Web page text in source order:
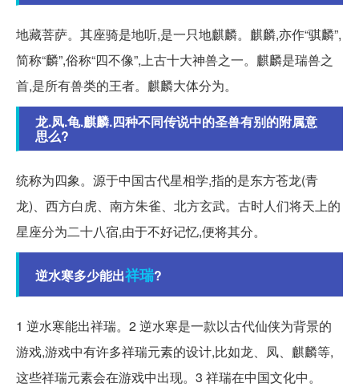
地藏菩萨。其座骑是地听,是一只地麒麟。麒麟,亦作“骐麟”,
简称“麟”,俗称“四不像”,上古十大神兽之一。麒麟是瑞兽之
首,是所有兽类的王者。麒麟大体分为。
龙.凤.龟.麒麟.四种不同传说中的圣兽有别的附属意
思么?
统称为四象。源于中国古代星相学,指的是东方苍龙(青
龙)、西方白虎、南方朱雀、北方玄武。古时人们将天上的
星座分为二十八宿,由于不好记忆,便将其分。
逆水寒多少能出祥瑞?
1 逆水寒能出祥瑞。2 逆水寒是一款以古代仙侠为背景的
游戏,游戏中有许多祥瑞元素的设计,比如龙、凤、麒麟等,
这些祥瑞元素会在游戏中出现。3 祥瑞在中国文化中。